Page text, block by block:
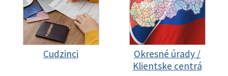
Cudzinci
Okresné úrady /
Klientske centrá